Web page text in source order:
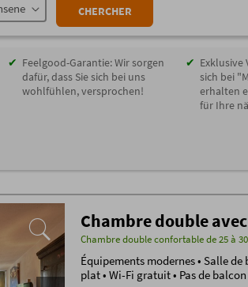
CHERCHER
Feelgood-Garantie: Wir sorgen
dafür, dass Sie sich bei uns
wohlfühlen, versprochen!
Exklusive
sich bei
erhalten
für Ihre
Chambre double
Chambre double confortable de 25 à
Équipements modernes • Salle
plat • Wi-Fi gratuit • Pas de